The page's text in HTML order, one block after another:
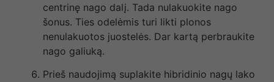
centrinę nago dalį. Tada nulakuokite nago
šonus. Ties odelėmis turi likti plonos
nenulakuotos juostelės. Dar kartą perbraukite
nago galiuką.
Prieš naudojimą suplakite hibridinio nagų lako